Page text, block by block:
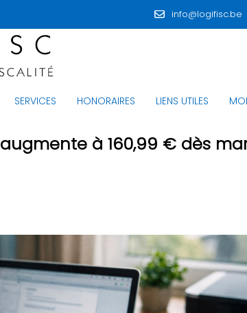
info@logifisc.be
SERVICES HONORAIRES LIENS UTILES
à 160,99 € dès